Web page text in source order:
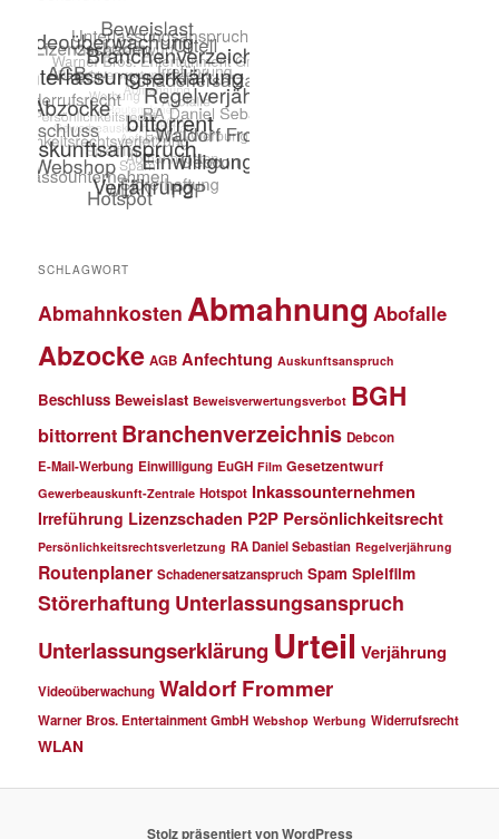
SCHLAGWORT
Abmahnkosten Abmahnung Abofalle
Abzocke AGB Anfechtung Auskunftsanspruch
Beschluss Beweislast Beweisverwertungsverbot BGH
bittorrent Branchenverzeichnis Debcon
E-Mail-Werbung Einwilligung EuGH Film Gesetzentwurf
Gewerbeauskunft-Zentrale Hotspot Inkassounternehmen
Irreführung Lizenzschaden P2P Persönlichkeitsrecht
Persönlichkeitsrechtsverletzung RA Daniel Sebastian Regelverjährung
Routenplaner Schadenersatzanspruch Spam Spielfilm
Störerhaftung Unterlassungsanspruch
Unterlassungserklärung Urteil Verjährung
Videoüberwachung Waldorf Frommer
Warner Bros. Entertainment GmbH Webshop Werbung Widerrufsrecht
WLAN
Stolz präsentiert von WordPress